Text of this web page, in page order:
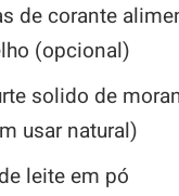
de corante
(opcional)
solido de
usar natural)
de leite em pó